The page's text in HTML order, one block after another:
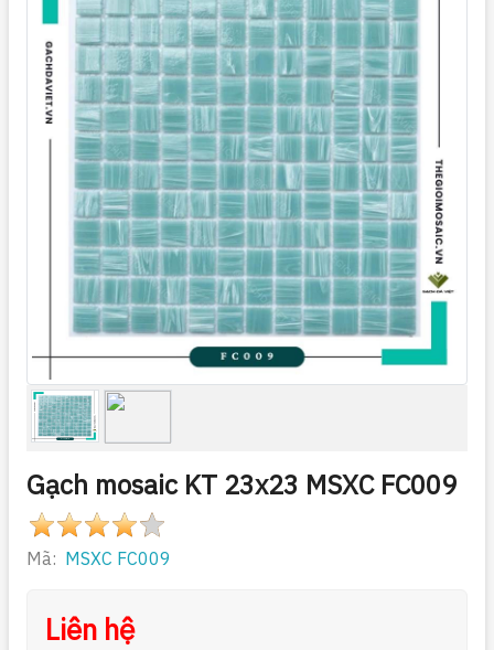
Gạch mosaic KT 23x23 MSXC FC009
Mã: MSXC FC009
Liên hệ